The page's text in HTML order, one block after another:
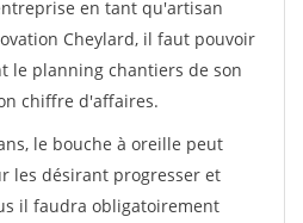
en tant qu'artisan
Cheylard, il faut pouvoir
le planning chantiers de son
chiffre d'affaires.
le bouche à oreille peut
les désirant progresser et
il faudra obligatoirement